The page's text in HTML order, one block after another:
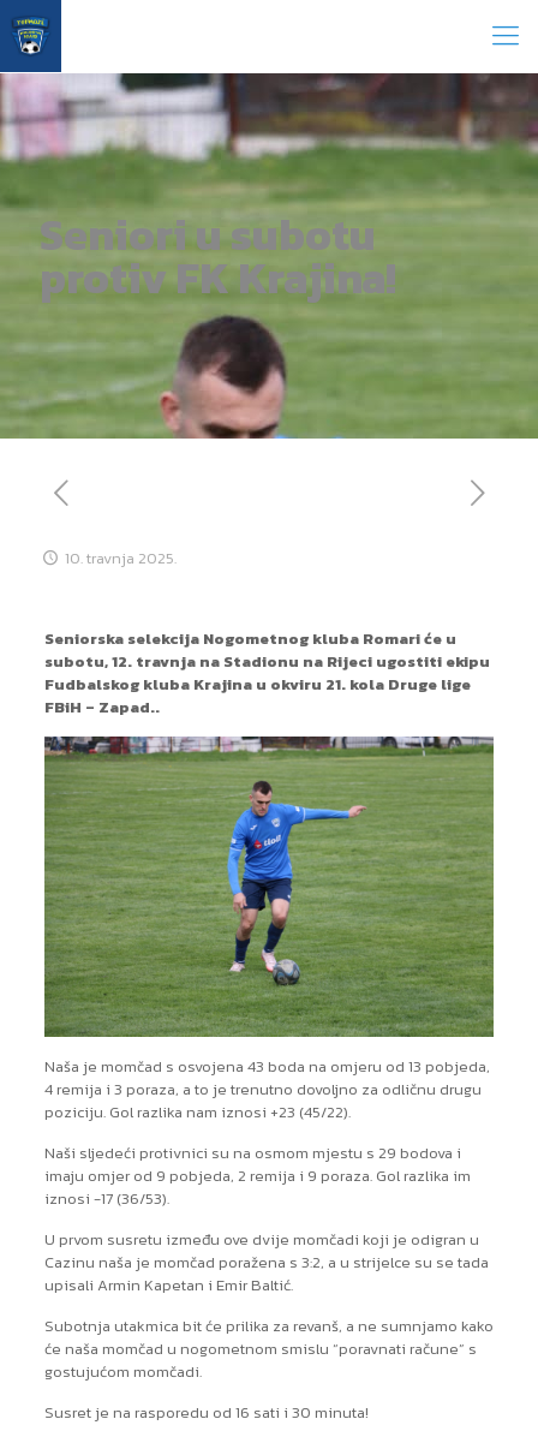
Seniori u subotu
protiv FK Krajina!
10. travnja 2025.
Seniorska selekcija Nogometnog kluba Romari će u
subotu, 12. travnja na Stadionu na Rijeci ugostiti ekipu
Fudbalskog kluba Krajina u okviru 21. kola Druge lige
FBiH – Zapad..
Naša je momčad s osvojena 43 boda na omjeru od 13 pobjeda,
4 remija i 3 poraza, a to je trenutno dovoljno za odličnu drugu
poziciju. Gol razlika nam iznosi +23 (45/22).
Naši sljedeći protivnici su na osmom mjestu s 29 bodova i
imaju omjer od 9 pobjeda, 2 remija i 9 poraza. Gol razlika im
iznosi -17 (36/53).
U prvom susretu između ove dvije momčadi koji je odigran u
Cazinu naša je momčad poražena s 3:2, a u strijelce su se tada
upisali Armin Kapetan i Emir Baltić.
Subotnja utakmica bit će prilika za revanš, a ne sumnjamo kako
će naša momčad u nogometnom smislu “poravnati račune” s
gostujućom momčadi.
Susret je na rasporedu od 16 sati i 30 minuta!